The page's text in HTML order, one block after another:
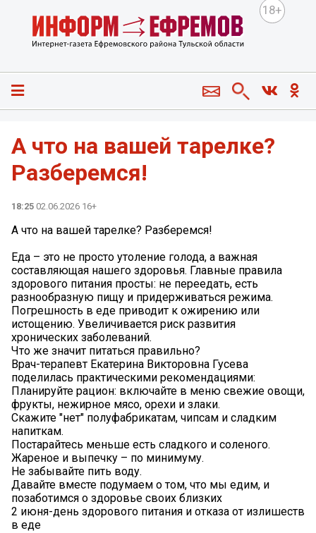
18+
А что на вашей тарелке?
Разберемся!
18:25 02.06.2026 16+
А что на вашей тарелке? Разберемся!
Еда – это не просто утоление голода, а важная
составляющая нашего здоровья. Главные правила
здорового питания просты: не переедать, есть
разнообразную пищу и придерживаться режима.
Погрешность в еде приводит к ожирению или
истощению. Увеличивается риск развития
хронических заболеваний.
Что же значит питаться правильно?
Врач-терапевт Екатерина Викторовна Гусева
поделилась практическими рекомендациями:
Планируйте рацион: включайте в меню свежие овощи,
фрукты, нежирное мясо, орехи и злаки.
Скажите "нет" полуфабрикатам, чипсам и сладким
напиткам.
Постарайтесь меньше есть сладкого и соленого.
Жареное и выпечку – по минимуму.
Не забывайте пить воду.
Давайте вместе подумаем о том, что мы едим, и
позаботимся о здоровье своих близких
2 июня-день здорового питания и отказа от излишеств
в еде